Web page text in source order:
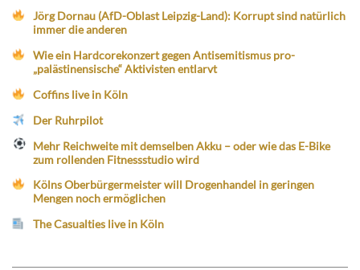
Jörg Dornau (AfD-Oblast Leipzig-Land): Korrupt sind natürlich
immer die anderen
Wie ein Hardcorekonzert gegen Antisemitismus pro-
„palästinensische“ Aktivisten entlarvt
Coffins live in Köln
Der Ruhrpilot
Mehr Reichweite mit demselben Akku – oder wie das E-Bike
zum rollenden Fitnessstudio wird
Kölns Oberbürgermeister will Drogenhandel in geringen
Mengen noch ermöglichen
The Casualties live in Köln